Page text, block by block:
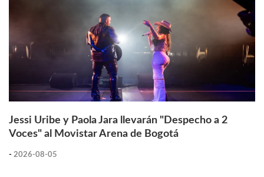
Jessi Uribe y Paola Jara llevarán "Despecho a 2
Voces" al Movistar Arena de Bogotá
- 2026-08-05